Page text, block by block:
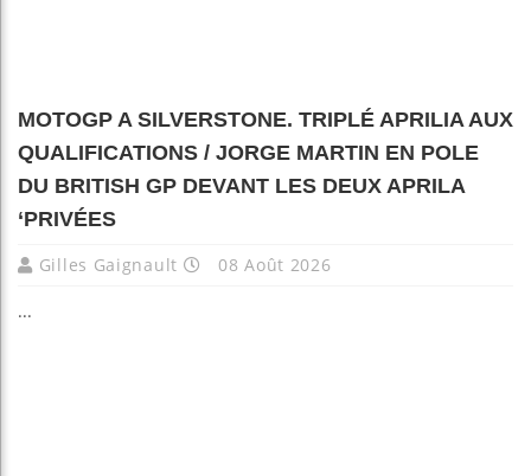
MOTOGP A SILVERSTONE. TRIPLÉ APRILIA AUX
QUALIFICATIONS / JORGE MARTIN EN POLE
DU BRITISH GP DEVANT LES DEUX APRILA
‘PRIVÉES
Gilles Gaignault 08 Août 2026
...